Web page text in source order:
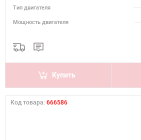
Тип двигателя
Мощность двигателя
Купить
Код товара: 666586